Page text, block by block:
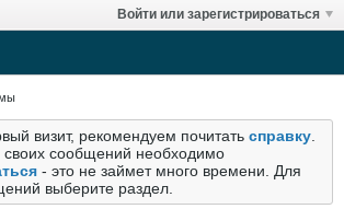
Войти или зарегистрироваться
визит, рекомендуем почитать справку
сообщений необходимо
- это не займет много времени. Для
выберите раздел.